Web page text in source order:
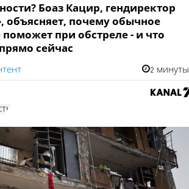
Боаз Кацир, гендиректор
объясняет, почему обычное
поможет при обстреле - и что
сейчас
2 минуты